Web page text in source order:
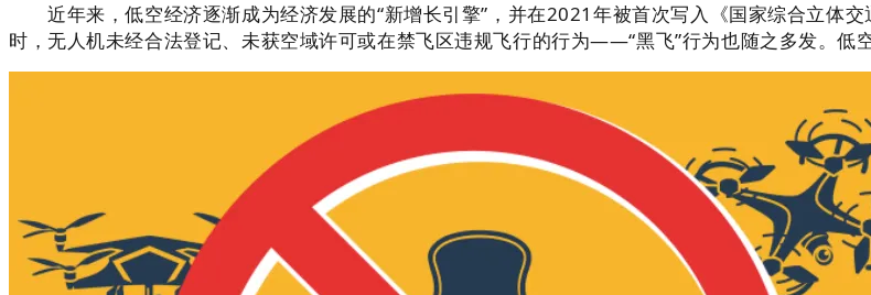
近年来，低空经济逐渐成为经济发展的“新增长引擎”，并在2021年被首次写入《国家综合立体
时，无人机未经合法登记、未获空域许可或在禁飞区违规飞行的行为——“黑飞”行为也随之多发。低